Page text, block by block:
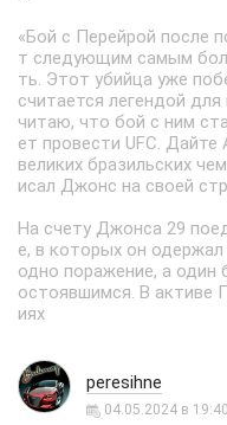
«Бой с Перейрой после
т следующим самым
ть. Этот убийца уже
считается легендой
читаю, что бой с ним
ет провести UFC.
великих бразильских
исал Джонс на своей
На счету Джонса 29
е, в которых он
одно поражение, а один
остоявшимся. В активе
иях
peresihne
04.05.2024 в 19:40